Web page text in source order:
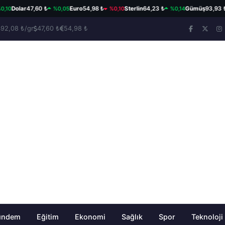
47,60 ₺ %0,05 Euro54,98 ₺ %0,10 Sterlin64,23 ₺ %0,14 Gümüş93,93 ₺/gr
₺/gr 47,60 ₺ 54,98 ₺
Eğitim Ekonomi Sağlık Spor Teknoloji